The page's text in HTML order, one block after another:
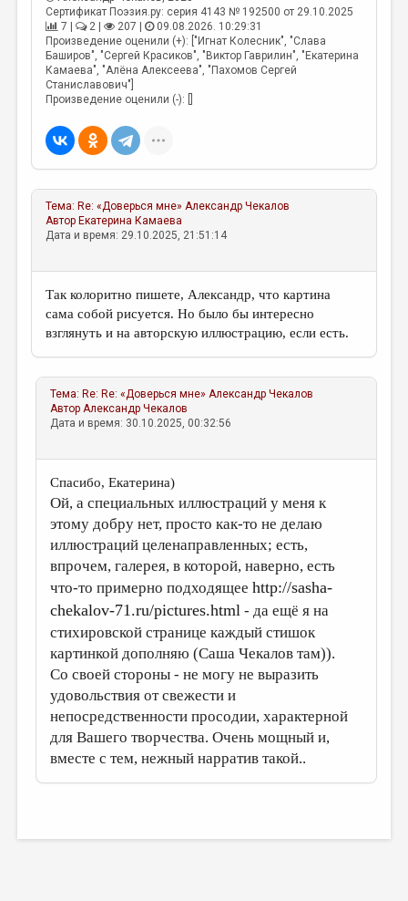
Сертификат Поэзия.ру: серия 4143 № 192500 от 29.10.2025
7 |
2 | 207 |
09.08.2026. 10:29:31
Произведение оценили (+): ["Игнат Колесник", "Слава
Баширов", "Сергей Красиков", "Виктор Гаврилин", "Екатерина
Камаева", "Алёна Алексеева", "Пахомов Сергей
Станиславович"]
Произведение оценили (-): []
Тема: Re: «Доверься мне» Александр Чекалов
Автор Екатерина Камаева
Дата и время: 29.10.2025, 21:51:14
Так колоритно пишете, Александр, что картина
сама собой рисуется. Но было бы интересно
взглянуть и на авторскую иллюстрацию, если есть.
Тема: Re: Re: «Доверься мне» Александр Чекалов
АвторАлександр Чекалов
Дата и время: 30.10.2025, 00:32:56
Спасибо, Екатерина)
Ой, а специальных иллюстраций у меня к
этому добру нет, просто как-то не делаю
иллюстраций целенаправленных; есть,
впрочем, галерея, в которой, наверно, есть
что-то примерно подходящееhttp://sasha-
chekalov-71.ru/pictures.html - да ещё я на
стихировской странице каждый стишок
картинкой дополняю (Саша Чекалов там)).
Со своей стороны - не могу не выразить
удовольствия от свежести и
непосредственности просодии, характерной
для Вашего творчества. Очень мощный и,
вместе с тем, нежный нарратив такой..